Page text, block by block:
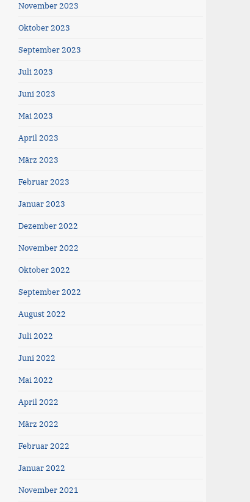
November 2023
Oktober 2023
September 2023
Juli 2023
Juni 2023
Mai 2023
April 2023
März 2023
Februar 2023
Januar 2023
Dezember 2022
November 2022
Oktober 2022
September 2022
August 2022
Juli 2022
Juni 2022
Mai 2022
April 2022
März 2022
Februar 2022
Januar 2022
November 2021